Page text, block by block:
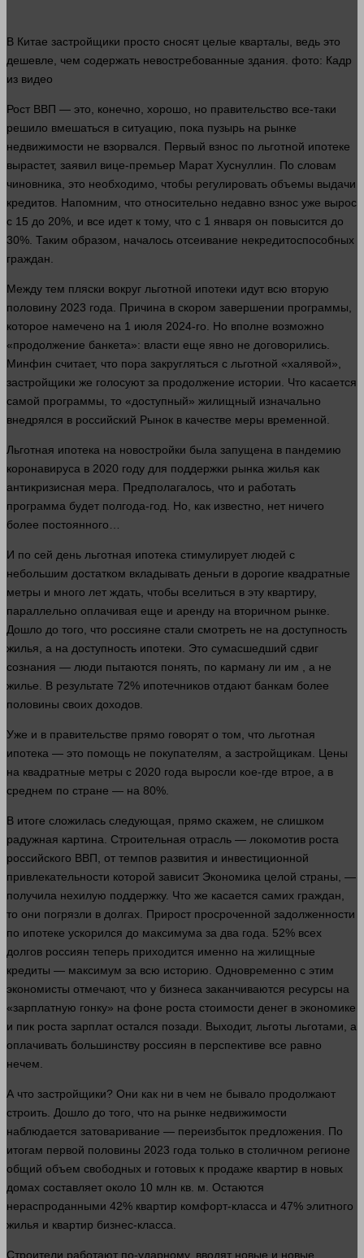
В Китае застройщики просто сносят целые кварталы, ведь это
дешевле, чем содержать невостребованные здания. фото: Кадр
из видео
Рост ВВП — это, конечно, хорошо, но правительство все-таки
решило вмешаться в ситуацию, пока пузырь на рынке
недвижимости не взорвался. Первый взнос по льготной ипотеке
вырастет, заявил вице-премьер Марат Хуснуллин. По словам
чиновника, это необходимо, чтобы регулировать объемы выдачи
кредитов. Напомним, что относительно недавно взнос уже вырос
с 15 до 20%, и все идет к тому, что с 1 января он повысится до
30%. Таким образом, началось отсеивание некредитоспособных
граждан.
Между тем пляски вокруг льготной ипотеки идут всю вторую
половину 2023 года . Причина в скором завершении программы,
которое намечено на 1 июля 2024-го. Но вполне возможно
«продолжение банкета»: власти еще явно не договорились.
Минфин считает, что пора закругляться с льготной «халявой»,
застройщики же голосуют за продолжение истории . Что касается
самой программы, то «доступный» жилищный изначально
внедрялся в российский Рынок в качестве меры временной.
Льготная ипотека на новостройки была запущена в пандемию
коронавируса в 2020 году для поддержки рынка жилья как
антикризисная мера. Предполагалось, что и работать
программа будет полгода-год. Но, как известно, нет ничего
более постоянного…
И по сей день льготная ипотека стимулирует людей с
небольшим достатком вкладывать деньги в дорогие квадратные
метры и много лет ждать, чтобы вселиться в эту квартиру,
параллельно оплачивая еще и аренду на вторичном рынке.
Дошло до того, что россияне стали смотреть не на доступность
жилья, а на доступность ипотеки. Это сумасшедший сдвиг
сознания — люди пытаются понять , по карману ли им
, а не
жилье. В результате 72% ипотечников отдают банкам более
половины своих доходов.
Уже и в правительстве прямо говорят о том, что льготная
ипотека — это помощь не покупателям, а застройщикам. Цены
на квадратные метры с 2020 года выросли кое-где втрое, а в
среднем по стране — на 80%.
В итоге сложилась следующая, прямо скажем, не слишком
радужная картина. Строительная отрасль — локомотив роста
российского ВВП , от темпов развития и инвестиционной
привлекательности которой зависит Экономика целой страны , —
получила нехилую поддержку. Что же касается самих граждан,
то они погрязли в долгах. Прирост просроченной задолженности
по ипотеке ускорился до максимума за два года . 52% всех
долгов россиян теперь приходится именно на жилищные
кредиты — максимум за всю историю. Одновременно с этим
экономисты отмечают, что у бизнеса заканчиваются ресурсы на
«зарплатную гонку» на фоне роста стоимости денег в экономике
и пик роста зарплат остался позади. Выходит, льготы льготами, а
оплачивать большинству россиян в перспективе все равно
нечем.
А что застройщики? Они как ни в чем не бывало продолжают
строить. Дошло до того, что на рынке недвижимости
наблюдается затоваривание — переизбыток предложения . По
итогам первой половины 2023 года только в столичном регионе
общий объем свободных и готовых к продаже квартир в новых
домах составляет около 10 млн кв. м. Остаются
нераспроданными 42% квартир комфорт-класса и 47% элитного
жилья и квартир бизнес-класса.
Строители работают по-ударному, вводят новые и новые